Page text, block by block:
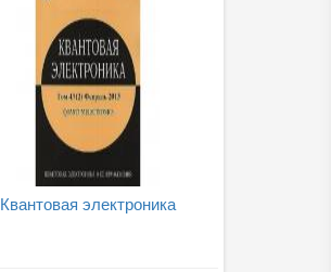
Квантовая электроника